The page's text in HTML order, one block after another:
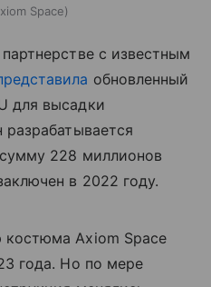
Space
с известным
обновленный
для высадки
228 миллионов
в 2022 году.
Axiom Space
года. Но по мере